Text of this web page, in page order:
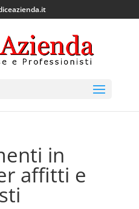
in
affitti e